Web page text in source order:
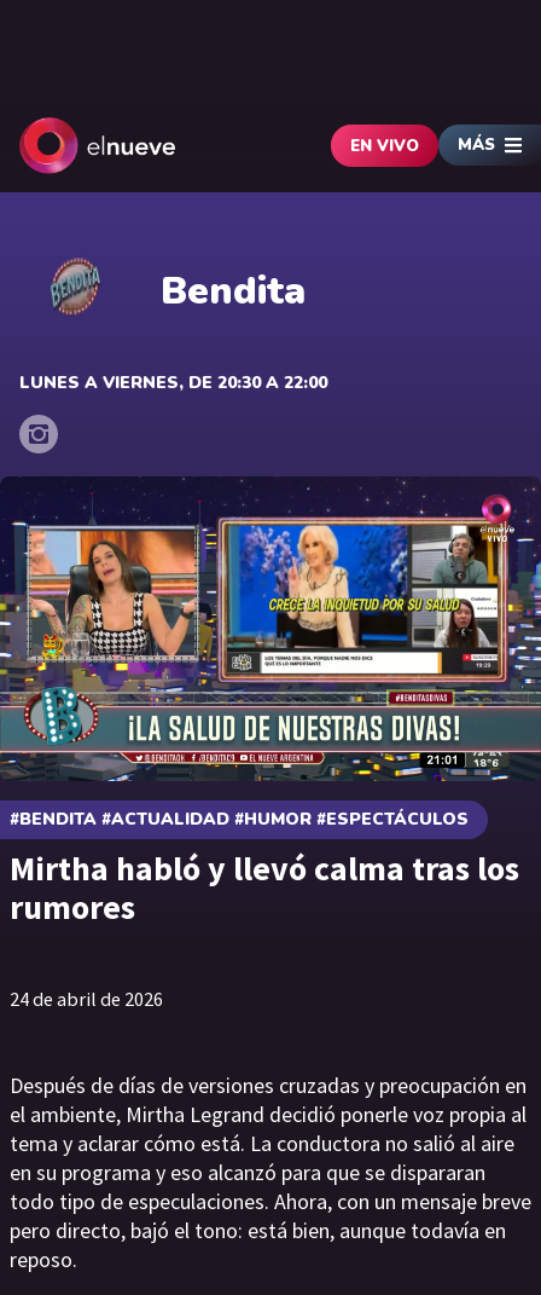
EN VIVO MÁS
Bendita
LUNES A VIERNES, DE 20:30 A 22:00
#BENDITA #ACTUALIDAD #HUMOR #ESPECTÁCULOS
Mirtha habló y llevó calma tras los
rumores
24 de abril de 2026
Después de días de versiones cruzadas y preocupación en
el ambiente, Mirtha Legrand decidió ponerle voz propia al
tema y aclarar cómo está. La conductora no salió al aire
en su programa y eso alcanzó para que se dispararan
todo tipo de especulaciones. Ahora, con un mensaje breve
pero directo, bajó el tono: está bien, aunque todavía en
reposo.